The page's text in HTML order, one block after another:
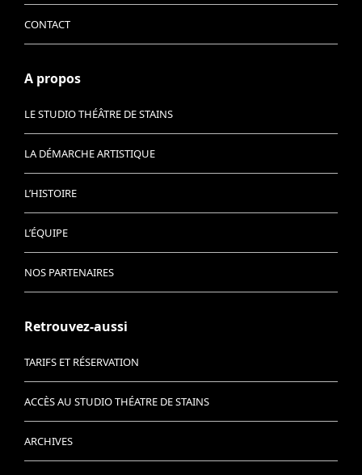
CONTACT
A propos
LE STUDIO THÉÂTRE DE STAINS
LA DÉMARCHE ARTISTIQUE
L’HISTOIRE
L’ÉQUIPE
NOS PARTENAIRES
Retrouvez-aussi
TARIFS ET RÉSERVATION
ACCÈS AU STUDIO THÉATRE DE STAINS
ARCHIVES